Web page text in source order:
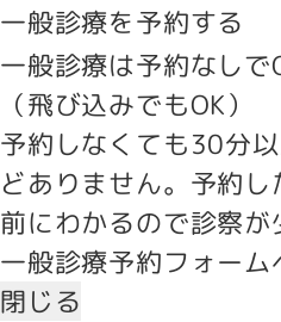
一般診療を予約する
一般診療は予約なしで
（飛び込みでもOK）
予約しなくても30分
どありません。予約
前にわかるので診察が
一般診療予約フォーム
閉じる